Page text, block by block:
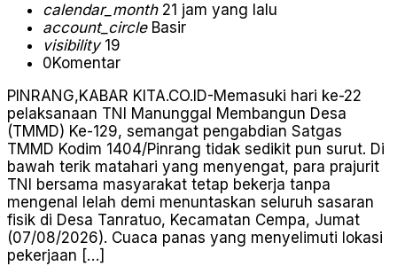
calendar_month21 jam yang lalu
account_circleBasir
visibility19
0Komentar
PINRANG,KABAR KITA.CO.ID-Memasuki hari ke-22
pelaksanaan TNI Manunggal Membangun Desa
(TMMD) Ke-129, semangat pengabdian Satgas
TMMD Kodim 1404/Pinrang tidak sedikit pun surut. Di
bawah terik matahari yang menyengat, para prajurit
TNI bersama masyarakat tetap bekerja tanpa
mengenal lelah demi menuntaskan seluruh sasaran
fisik di Desa Tanratuo, Kecamatan Cempa, Jumat
(07/08/2026). Cuaca panas yang menyelimuti lokasi
pekerjaan […]